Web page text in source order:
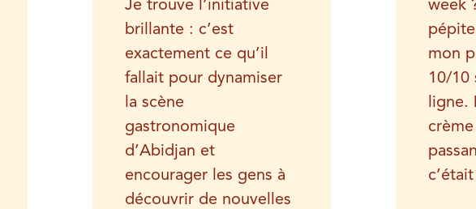
Je trouve l’initiative
brillante : c’est
exactement ce qu’il
fallait pour dynamiser
la scène
gastronomique
d’Abidjan et
encourager les gens à
découvrir de nouvelles
week
mon
10/10
ligne.